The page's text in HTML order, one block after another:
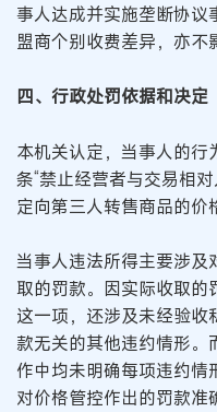
事人达成并实施垄断协议
盟商个别收费差异，亦不
四、行政处罚依据和决定
本机关认定，当事人的行
条“禁止经营者与交易相
定向第三人转售商品的价
当事人违法所得主要涉及
取的罚款。因实际收取的
这一项，还涉及未经验收
款无关的其他违约情形
作中均未明确每项违约
对价格管控作出的罚款准